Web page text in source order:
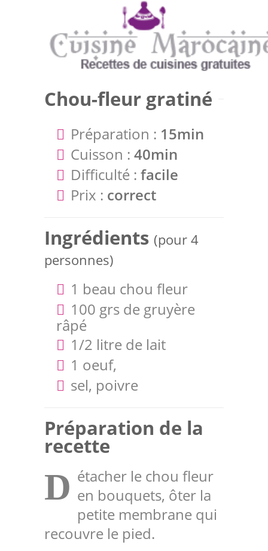
Chou-fleur gratiné
Préparation : 15min
Cuisson : 40min
Difficulté : facile
Prix : correct
Ingrédients (pour 4
personnes)
1 beau chou fleur
100 grs de gruyère
râpé
1/2 litre de lait
1 oeuf,
sel, poivre
Préparation de la
recette
D étacher le chou fleur
en bouquets, ôter la
petite membrane qui
recouvre le pied.